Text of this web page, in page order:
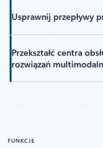
Usprawnij przepływy
Przekształć centra
rozwiązań
FUNKCJE